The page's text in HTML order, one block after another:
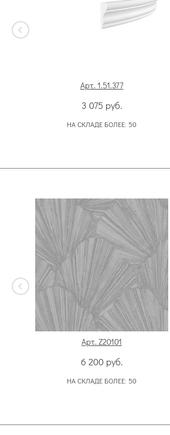
Арт. 1.51.377
3 075 руб.
НА СКЛАДЕ БОЛЕЕ: 50
Арт. Z20101
6 200 руб.
НА СКЛАДЕ БОЛЕЕ: 50